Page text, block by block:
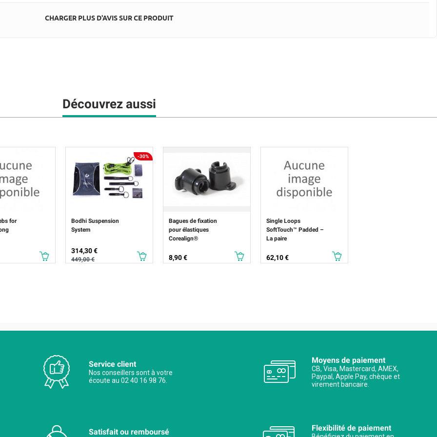
CHARGER PLUS D'AVIS SUR CE PRODUIT
Découvrez aussi
for
-30%
Bodhi Suspension
System
Prix
314,30 € Prix de base
449,00 €
Bagues de fixation
pour élastiques
Corealign®
Prix
8,90 €
Single Loops
SoftTouch™ Padded –
La paire
Prix
62,10 €
Service client
Nos conseillers sont à votre
écoute au 02 40 16 98 76.
Moyens de paiement
CB, Visa, Mastercard, AMEX,
Paypal, Apple Pay, chèque et
virement bancaire.
Satisfait ou remboursé Flexibilité de paiement